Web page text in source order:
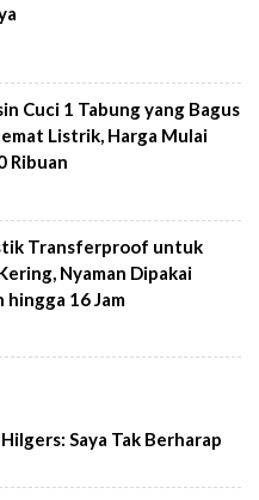
Cuci 1 Tabung yang Bagus
Listrik, Harga Mulai
Ribuan
Transferproof untuk
Nyaman Dipakai
hingga 16 Jam
Saya Tak Berharap